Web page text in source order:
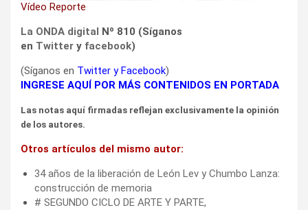
Vídeo Reporte
La ONDA digital Nº 810 (Síganos
en Twitter y facebook)
(Síganos en Twitter yFacebook)
INGRESE AQUÍ POR MÁS CONTENIDOS EN PORTADA
Las notas aquí firmadas reflejan exclusivamente la opinión
de los autores.
Otros artículos del mismo autor:
34 años de la liberación de León Lev y Chumbo Lanza:
construcción de memoria
# SEGUNDO CICLO DE ARTE Y PARTE,